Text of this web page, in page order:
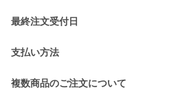
最終注文受付日
支払い方法
複数商品のご注文について